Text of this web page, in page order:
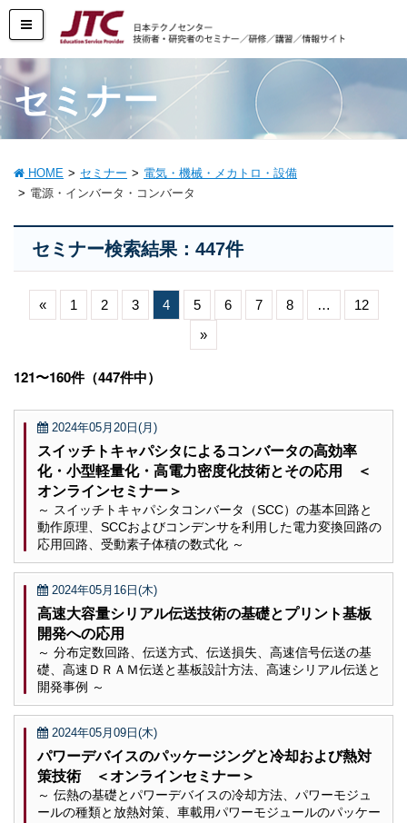
セミナー
HOME セミナー
電気・機械・メカトロ・設備
電源・インバータ・コンバータ
セミナー検索結果：447件
« 1 2 3 4 5 6 7 8 …
12
»
121〜160件（447件中）
2024年05月20日(月)
スイッチトキャパシタによるコンバータの高効率
化・小型軽量化・高電力密度化技術とその応用 ＜
オンラインセミナー＞
～ スイッチトキャパシタコンバータ（SCC）の基本回路と
動作原理、SCCおよびコンデンサを利用した電力変換回路の
応用回路、受動素子体積の数式化 ～
2024年05月16日(木)
高速大容量シリアル伝送技術の基礎とプリント基板
開発への応用
～ 分布定数回路、伝送方式、伝送損失、高速信号伝送の基
礎、高速ＤＲＡＭ伝送と基板設計方法、高速シリアル伝送と
開発事例 ～
2024年05月09日(木)
パワーデバイスのパッケージングと冷却および熱対
策技術 ＜オンラインセミナー＞
～ 伝熱の基礎とパワーデバイスの冷却方法、パワーモジュ
ールの種類と放熱対策、車載用パワーモジュールのパッケー